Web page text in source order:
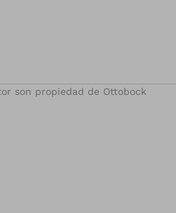
son propiedad de Ottobock